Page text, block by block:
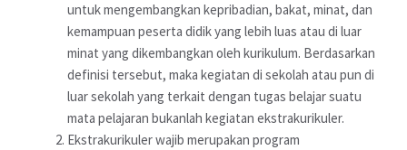
untuk mengembangkan kepribadian, bakat, minat, dan
kemampuan peserta didik yang lebih luas atau di luar
minat yang dikembangkan oleh kurikulum. Berdasarkan
definisi tersebut, maka kegiatan di sekolah atau pun di
luar sekolah yang terkait dengan tugas belajar suatu
mata pelajaran bukanlah kegiatan ekstrakurikuler.
Ekstrakurikuler wajib merupakan program